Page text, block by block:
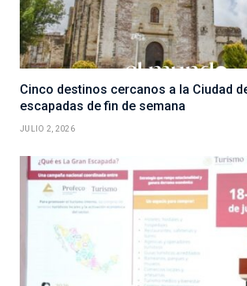
Cinco destinos cercanos a la Ciudad
escapadas de fin de semana
JULIO 2, 2026